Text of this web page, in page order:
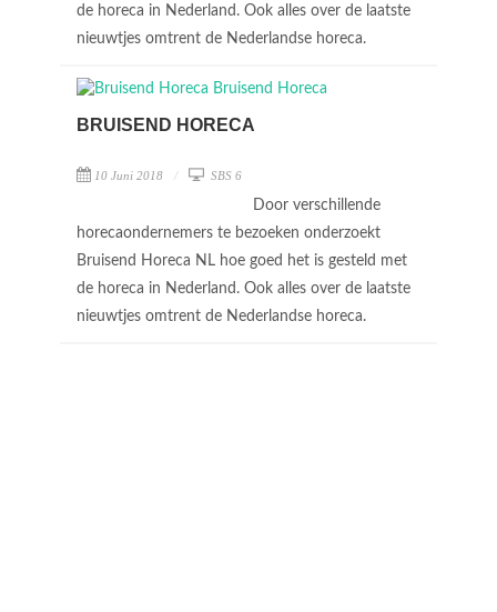
de horeca in Nederland. Ook alles over de laatste
nieuwtjes omtrent de Nederlandse horeca.
BRUISEND HORECA
10 Juni 2018 SBS 6
Door verschillende
horecaondernemers te bezoeken onderzoekt
Bruisend Horeca NL hoe goed het is gesteld met
de horeca in Nederland. Ook alles over de laatste
nieuwtjes omtrent de Nederlandse horeca.